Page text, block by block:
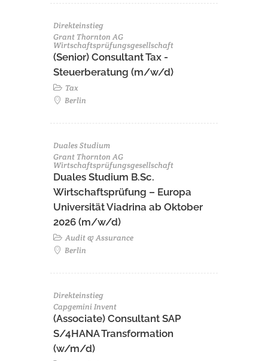
Direkteinstieg
Grant Thornton AG
Wirtschaftsprüfungsgesellschaft
(Senior) Consultant Tax -
Steuerberatung (m/w/d)
Tax
Berlin
Duales Studium
Grant Thornton AG
Wirtschaftsprüfungsgesellschaft
Duales Studium B.Sc.
Wirtschaftsprüfung – Europa
Universität Viadrina ab Oktober
2026 (m/w/d)
Audit & Assurance
Berlin
Direkteinstieg
Capgemini Invent
(Associate) Consultant SAP
S/4HANA Transformation
(w/m/d)​